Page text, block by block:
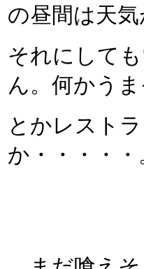
の昼間は天
それにして
ん。何かう
とかレスト
か・・・・